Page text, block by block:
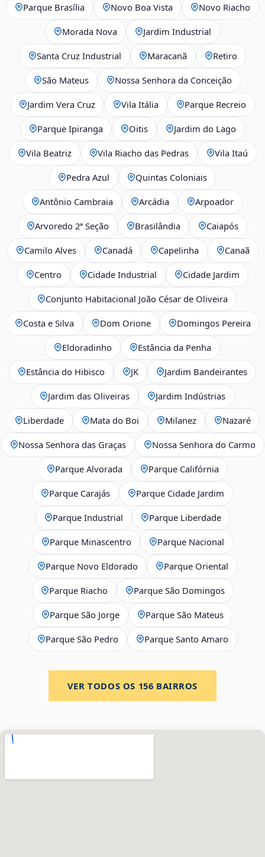
Parque Brasília Novo Boa Vista Novo Riacho
Morada Nova Jardim Industrial
Santa Cruz Industrial Maracanã Retiro
São Mateus Nossa Senhora da Conceição
Jardim Vera Cruz Vila Itália Parque Recreio
Parque Ipiranga Oitis Jardim do Lago
Vila Beatriz Vila Riacho das Pedras Vila Itaú
Pedra Azul Quintas Coloniais
Antônio Cambraia Arcádia Arpoador
Arvoredo 2ª Seção Brasilândia Caiapós
Camilo Alves Canadá Capelinha Canaã
Centro Cidade Industrial Cidade Jardim
Conjunto Habitacional João César de Oliveira
Costa e Silva Dom Orione Domingos Pereira
Eldoradinho Estância da Penha
Estância do Hibisco JK Jardim Bandeirantes
Jardim das Oliveiras Jardim Indústrias
Liberdade Mata do Boi Milanez Nazaré
Nossa Senhora das Graças Nossa Senhora do Carmo
Parque Alvorada Parque Califórnia
Parque Carajás Parque Cidade Jardim
Parque Industrial Parque Liberdade
Parque Minascentro Parque Nacional
Parque Novo Eldorado Parque Oriental
Parque Riacho Parque São Domingos
Parque São Jorge Parque São Mateus
Parque São Pedro Parque Santo Amaro
VER TODOS OS 156 BAIRROS